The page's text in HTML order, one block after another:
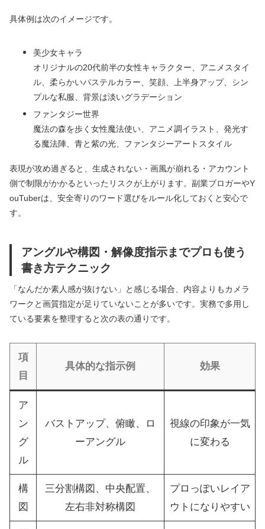
具体例は次のイメージです。
美少女キャラ
オリジナルの20代前半の女性キャラクター、アニメスタイ
ル、柔らかいパステルカラー、笑顔、上半身アップ、シン
プルな私服、背景は淡いグラデーション
ファンタジー世界
魔法の森を歩く女性魔法使い、アニメ調イラスト、発光す
る魔法陣、青と紫の光、ファンタジーアートスタイル
表現が攻め過ぎると、生成されない・画風が崩れる・アカウント
側で制限がかかるといったリスクが上がります。副業ブロガーやY
ouTuberは、安全寄りのワード選びをルール化しておくと安心で
す。
アングルや構図・解像度指示までプロも使う
書き方テクニック
「なんだか素人感が抜けない」と感じる場合、内容よりもカメラ
ワークと画質指定が足りていないことが多いです。実務で多用し
ている要素を整理すると次の表の通りです。
項
目
具体的な指示例 効果
ア
ン
グ
ル
バストアップ、俯瞰、ロ
ーアングル
視線の印象が一気
に変わる
構
図
三分割構図、中央配置、
左右非対称構図
プロっぽいレイア
ウトになりやすい